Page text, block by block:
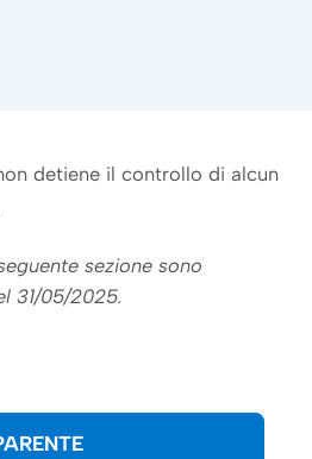
detiene il controllo di alcun
sezione sono
31/05/2025.